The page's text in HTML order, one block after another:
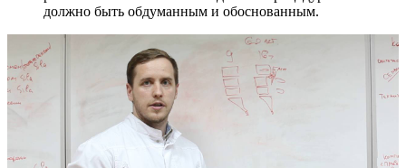
должно быть обдуманным и обоснованным.